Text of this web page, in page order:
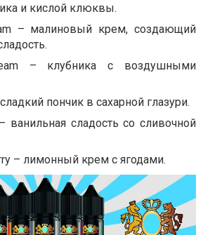
и кислой клюквы.
– малиновый крем, создающий
– клубника с воздушными
пончик в сахарной глазури.
ванильная сладость со сливочной
– лимонный крем с ягодами.